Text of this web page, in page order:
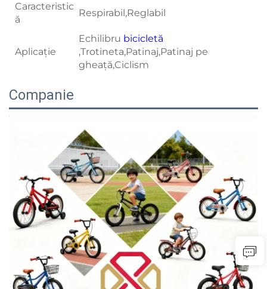
Caracteristic
ă
Respirabil,Reglabil
Aplicație
Echilibru bicicletă
,Trotineta,Patinaj,Patinaj pe
gheață,Ciclism
Companie